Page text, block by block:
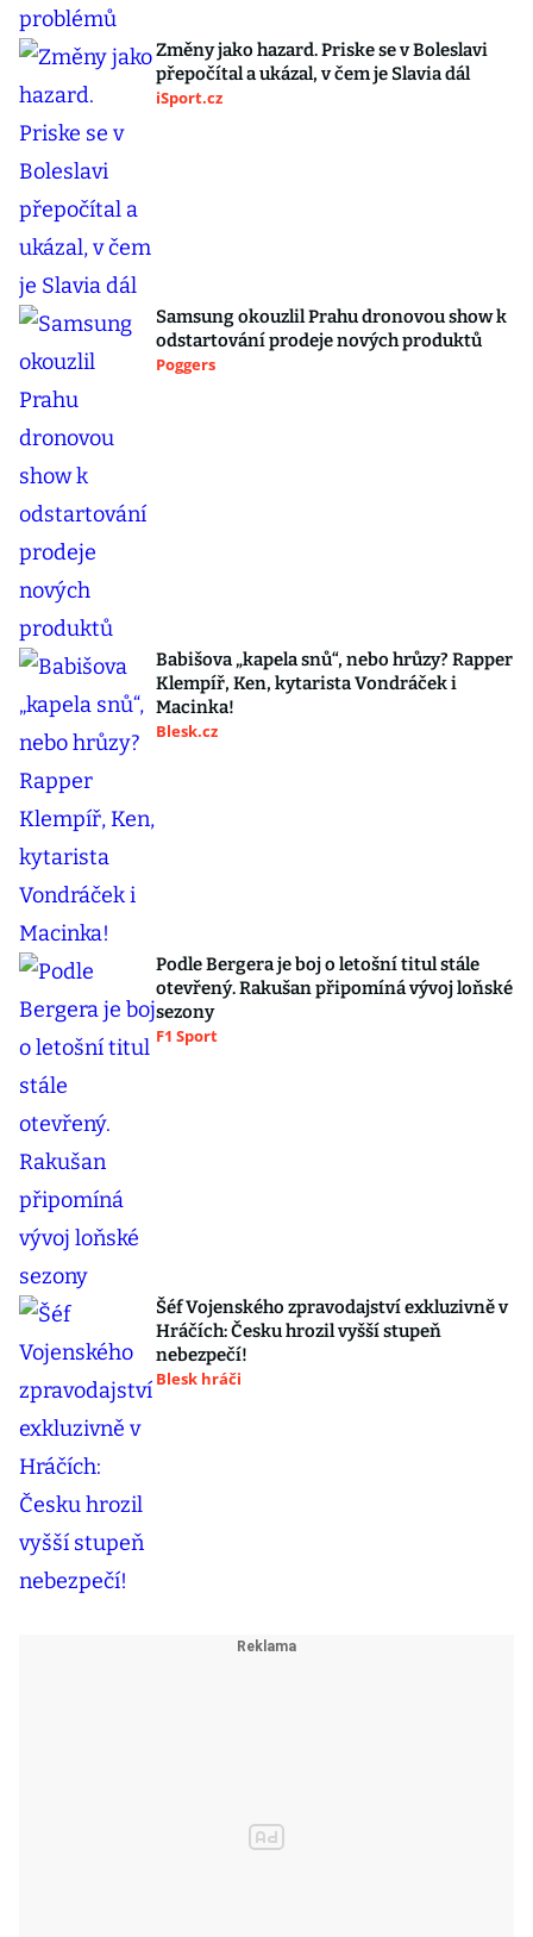
Změny jako hazard. Priske se v Boleslavi
přepočítal a ukázal, v čem je Slavia dál
iSport.cz
Samsung okouzlil Prahu dronovou show k
odstartování prodeje nových produktů
Poggers
Babišova „kapela snů“, nebo hrůzy? Rapper
Klempíř, Ken, kytarista Vondráček i
Macinka!
Blesk.cz
Podle Bergera je boj o letošní titul stále
otevřený. Rakušan připomíná vývoj loňské
sezony
F1 Sport
Šéf Vojenského zpravodajství exkluzivně v
Hráčích: Česku hrozil vyšší stupeň
nebezpečí!
Blesk hráči